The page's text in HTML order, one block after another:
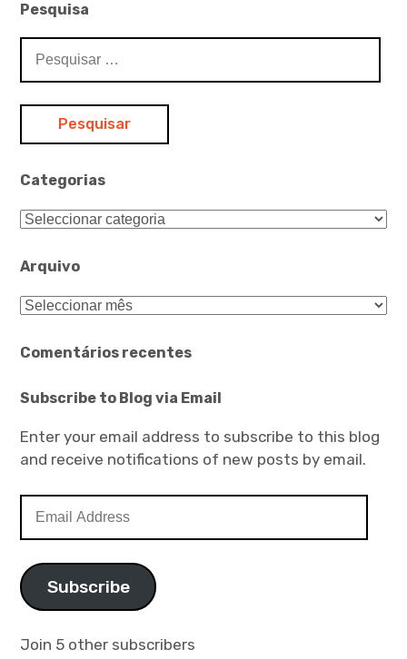
Pesquisa
por:
Categorias
Categorias
Arquivo
Arquivo
Comentários recentes
Subscribe to Blog via Email
Enter your email address to subscribe to this blog
and receive notifications of new posts by email.
Address
Subscribe
Join 5 other subscribers